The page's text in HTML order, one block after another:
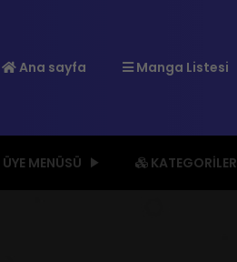
Ana sayfa Manga Listesi
ÜYE MENÜSÜ KATEGORILER